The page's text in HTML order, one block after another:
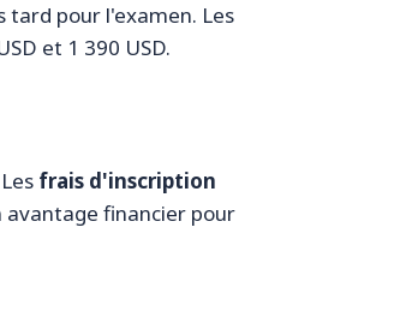
tard pour l'examen. Les
et 1 390 USD.
frais d'inscription
avantage financier pour